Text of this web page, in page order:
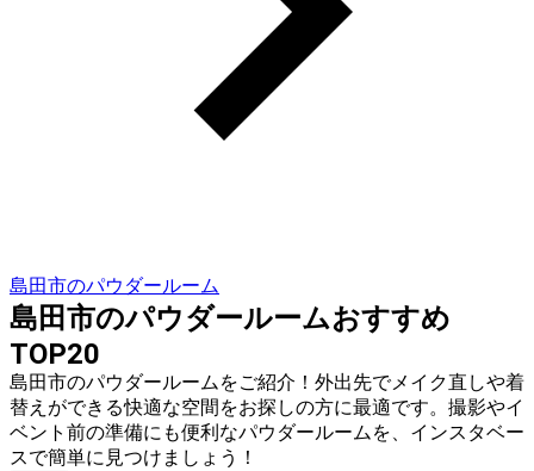
島田市のパウダールーム
島田市のパウダールームおすすめ
TOP20
島田市のパウダールームをご紹介！外出先でメイク直しや着
替えができる快適な空間をお探しの方に最適です。撮影やイ
ベント前の準備にも便利なパウダールームを、インスタベー
スで簡単に見つけましょう！